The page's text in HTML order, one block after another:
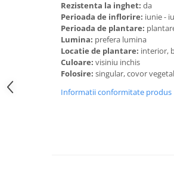
Rezistenta la inghet: da
Perioada de inflorire: iunie -
Perioada de plantare:
Lumina: prefera lumina
Locatie de plantare: interior,
Culoare: visiniu inchis
Folosire: singular, covor
Informatii conformitate produs